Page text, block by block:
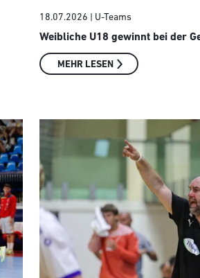
18.07.2026 | U-Teams
Weibliche U18 gewinnt bei der
MEHR LESEN